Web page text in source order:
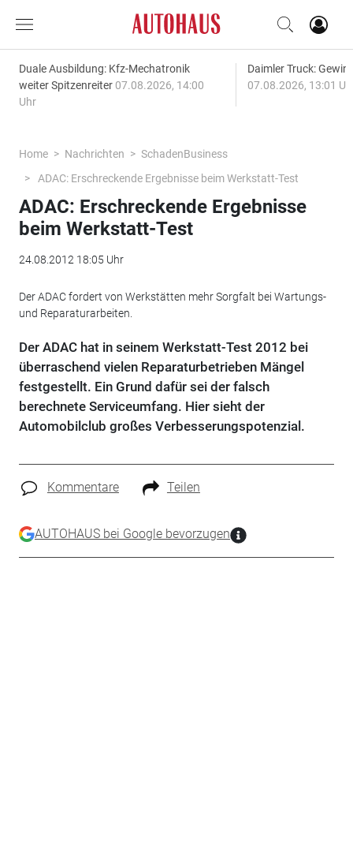
Duale Ausbildung: Kfz-Mechatronik
weiter Spitzenreiter 07.08.2026, 14:00
Uhr
Daimler Truck:
07.08.2026, 13:01
Home Nachrichten
SchadenBusiness
ADAC: Erschreckende Ergebnisse beim Werkstatt-Test
ADAC: Erschreckende Ergebnisse
beim Werkstatt-Test
24.08.2012 18:05 Uhr
Der ADAC fordert von Werkstätten mehr Sorgfalt bei Wartungs-
und Reparaturarbeiten.
Der ADAC hat in seinem Werkstatt-Test 2012 bei
überraschend vielen Reparaturbetrieben Mängel
festgestellt. Ein Grund dafür sei der falsch
berechnete Serviceumfang. Hier sieht der
Automobilclub großes Verbesserungspotenzial.
Kommentare Teilen
AUTOHAUS bei Google bevorzugen